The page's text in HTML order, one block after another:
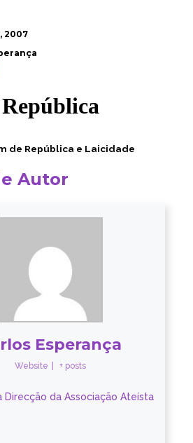
2007
de República e Laicidade
Autor
Esperança
Website + posts
Direcção da Associação Ateísta